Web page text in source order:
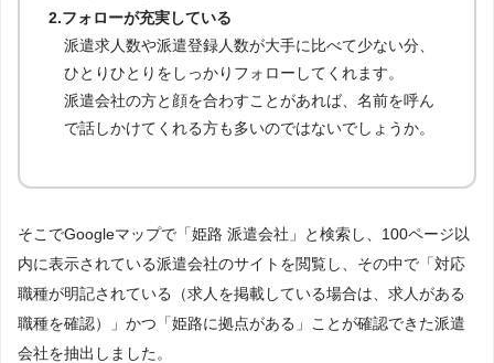
2.フォローが充実している
派遣求人数や派遣登録人数が大手に比べて少ない分、
ひとりひとりをしっかりフォローしてくれます。
派遣会社の方と顔を合わすことがあれば、名前を呼ん
で話しかけてくれる方も多いのではないでしょうか。
そこでGoogleマップで「姫路 派遣会社」と検索し、100ページ以
内に表示されている派遣会社のサイトを閲覧し、その中で「対応
職種が明記されている（求人を掲載している場合は、求人がある
職種を確認）」かつ「姫路に拠点がある」ことが確認できた派遣
会社を抽出しました。